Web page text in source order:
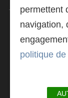
permettent
navigation,
politique